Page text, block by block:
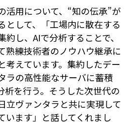
活用について、“知の伝承”が
として、「工場内に散在する
し、AIで分析することで、
熟練技術者のノウハウ継承に
考えています。集約したデー
ラの高性能なサーバに蓄積
析を行う。そうした次世代の
立ヴァンタラと共に実現して
います」と話してくれまし